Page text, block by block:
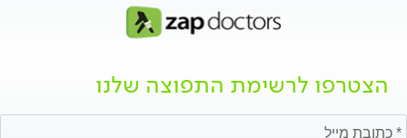
הצטרפו לרשימת התפוצה שלנו